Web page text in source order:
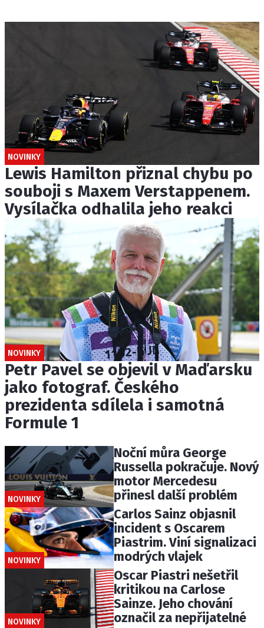
NOVINKY
Lewis Hamilton přiznal chybu po
souboji s Maxem Verstappenem.
Vysílačka odhalila jeho reakci
NOVINKY
Petr Pavel se objevil v Maďarsku
jako fotograf. Českého
prezidenta sdílela i samotná
Formule 1
NOVINKY
Noční můra George
Russella pokračuje. Nový
motor Mercedesu
přinesl další problém
NOVINKY
Carlos Sainz objasnil
incident s Oscarem
Piastrim. Viní signalizaci
modrých vlajek
NOVINKY
Oscar Piastri nešetřil
kritikou na Carlose
Sainze. Jeho chování
označil za nepřijatelné